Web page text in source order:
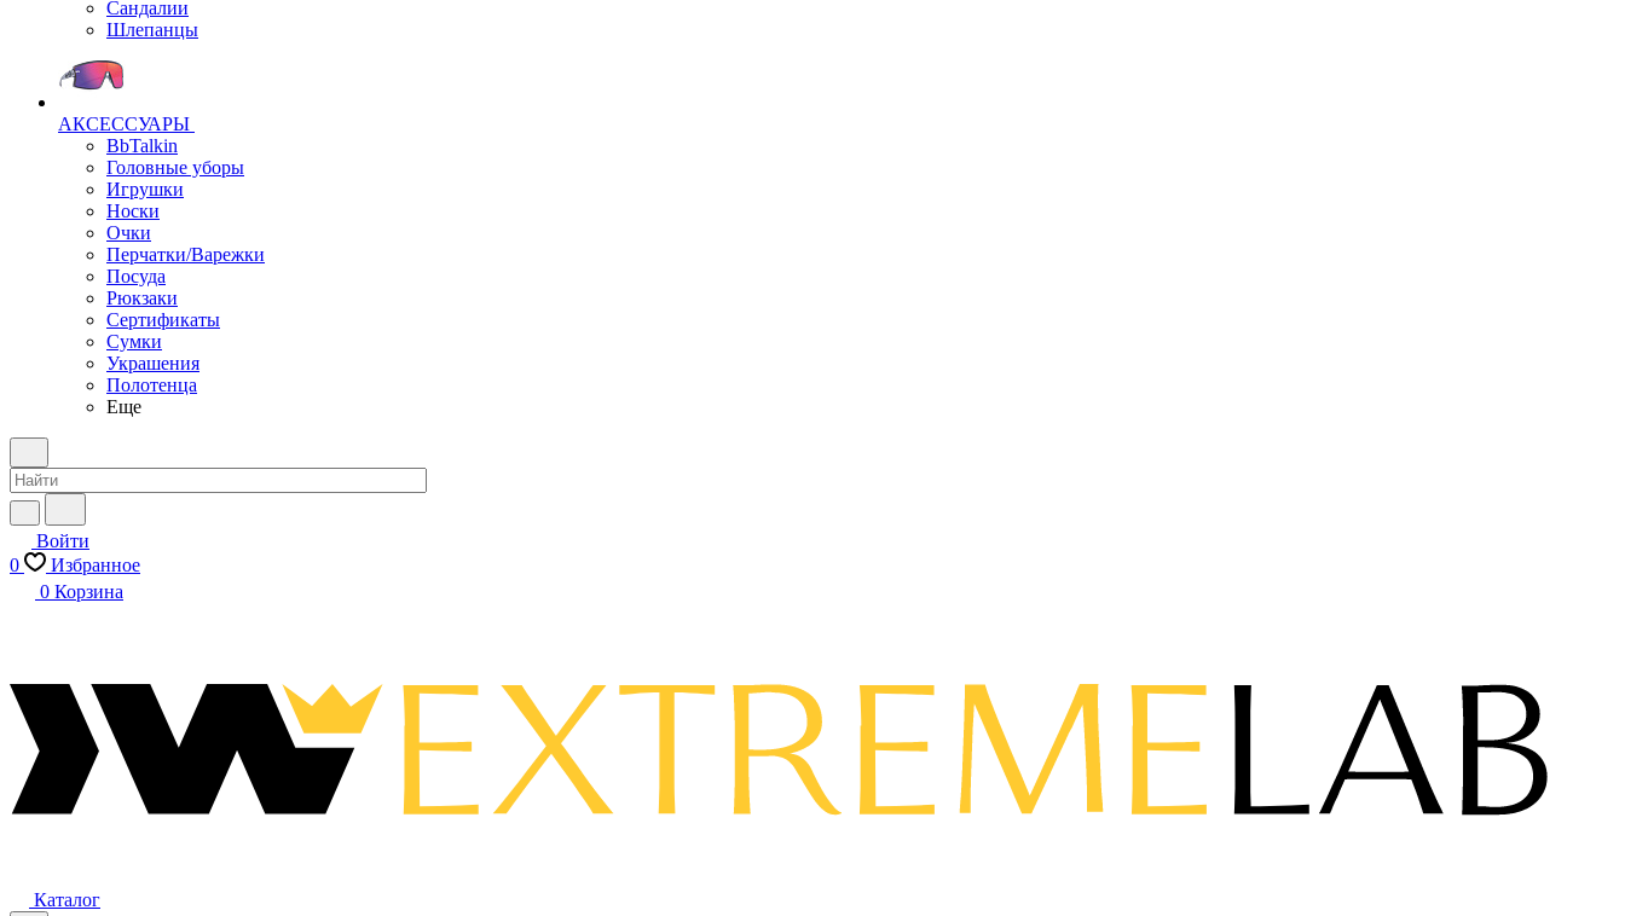
Сандалии
Шлепанцы
АКСЕССУАРЫ
BbTalkin
Головные уборы
Игрушки
Носки
Очки
Перчатки/Варежки
Посуда
Рюкзаки
Сертификаты
Сумки
Украшения
Полотенца
Еще
Войти
0
Избранное
0 Корзина
Каталог